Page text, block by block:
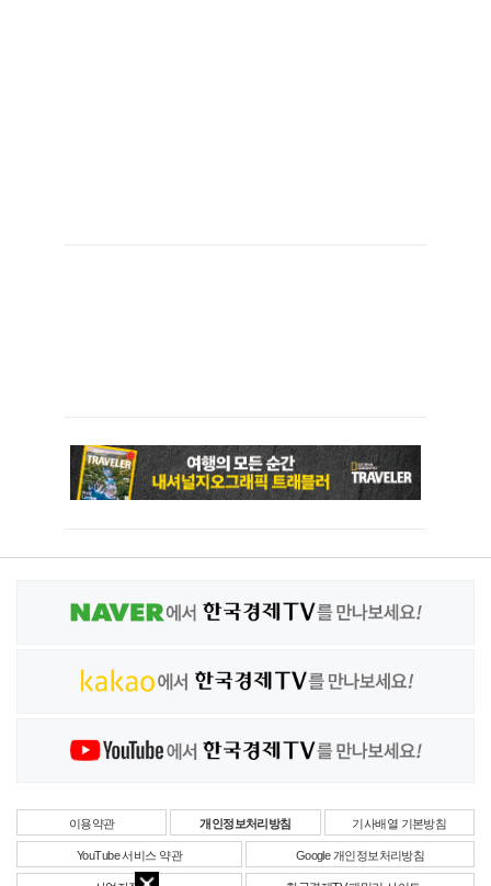
이용약관 개인정보처리방침 기사배열 기본방침
YouTube 서비스 약관 Google 개인정보처리방침